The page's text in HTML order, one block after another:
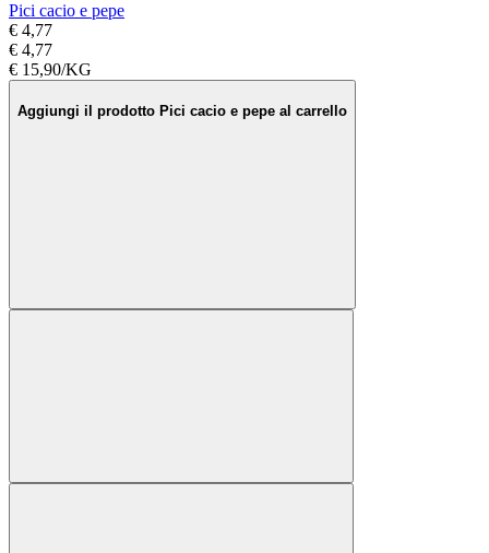
Pici cacio e pepe
€ 4,77
€ 4,77
€ 15,90/KG
Aggiungi il prodotto Pici cacio e pepe al carrello